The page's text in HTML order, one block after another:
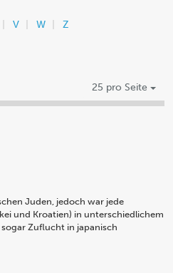
V W Z
25 pro Seite
Juden, jedoch war jede
und Kroatien) in unterschiedlichem
Zuflucht in japanisch